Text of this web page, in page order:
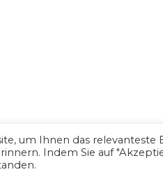
um Ihnen das
Indem Sie auf